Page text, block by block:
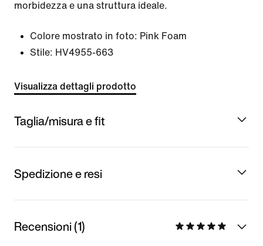
morbidezza e una struttura ideale.
Colore mostrato in foto: Pink Foam
Stile: HV4955-663
Visualizza dettagli prodotto
Taglia/misura e fit
Spedizione e resi
Recensioni (1)